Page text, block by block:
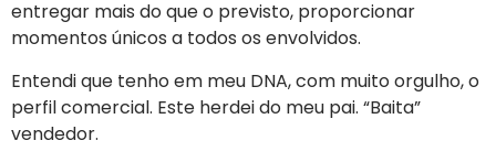
entregar mais do que o previsto, proporcionar
momentos únicos a todos os envolvidos.
Entendi que tenho em meu DNA, com muito orgulho, o
perfil comercial. Este herdei do meu pai. “Baita”
vendedor.